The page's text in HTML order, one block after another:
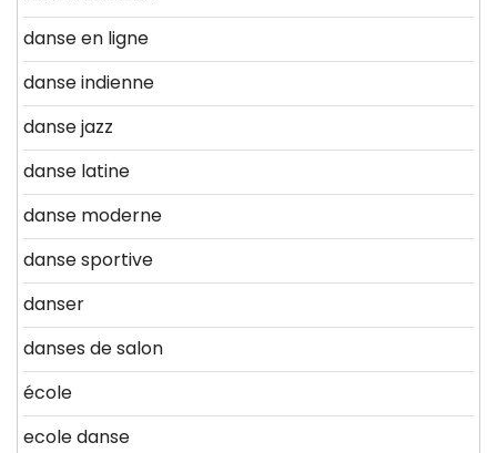
danse en ligne
danse indienne
danse jazz
danse latine
danse moderne
danse sportive
danser
danses de salon
école
ecole danse